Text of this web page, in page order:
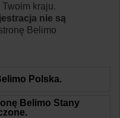
kraju.
nie są
Belimo
Polska.
Belimo Stany